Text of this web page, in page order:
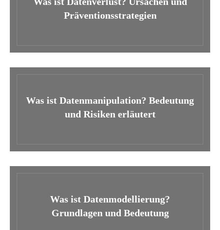
Präventionsstrategien
Was ist Datenmanipulation? Bedeutung
und Risiken erläutert
Was ist Datenmodellierung?
Grundlagen und Bedeutung